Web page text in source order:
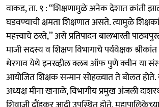
वाकड, ता. ९ : ‘‘शिक्षणामुळे अनेक देशात क्रांती
घडवण्याची क्षमता शिक्षणात असते. त्यामुळे
महत्त्वाचे ठरते,’’ असे प्रतिपादन बालभारती
माजी सदस्य व शिक्षण विभागाचे पर्यवेक्षक
थेरगाव येथे इनरव्हील क्लब ऑफ पुणे क्वीन या
आयोजित शिक्षक सन्मान सोहळ्यात ते बोलत
अध्यक्ष मीना खनाळे, विभागीय प्रमुख अंजली